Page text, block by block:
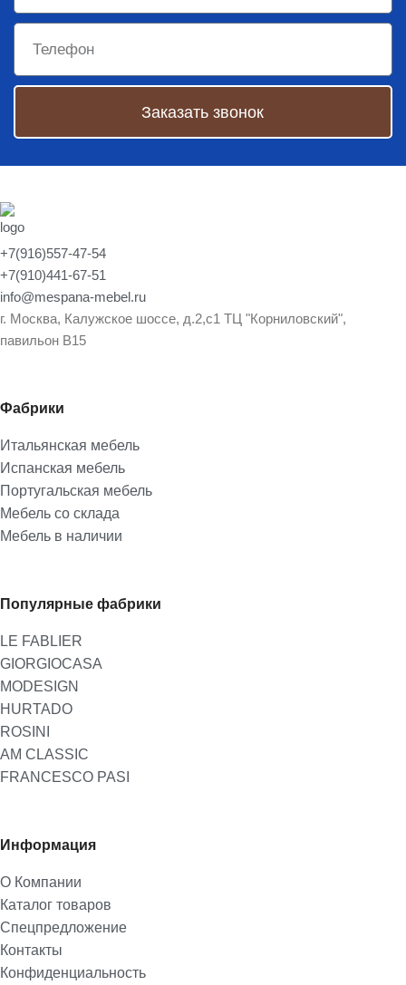
Заказать звонок
+7(916)557-47-54
+7(910)441-67-51
info@mespana-mebel.ru
г. Москва, Калужское шоссе, д.2,с1 ТЦ "Корниловский",
павильон В15
Фабрики
Итальянская мебель
Испанская мебель
Португальская мебель
Мебель со склада
Мебель в наличии
Популярные фабрики
LE FABLIER
GIORGIOCASA
MODESIGN
HURTADO
ROSINI
AM CLASSIC
FRANCESCO PASI
Информация
О Компании
Каталог товаров
Спецпредложение
Контакты
Конфиденциальность